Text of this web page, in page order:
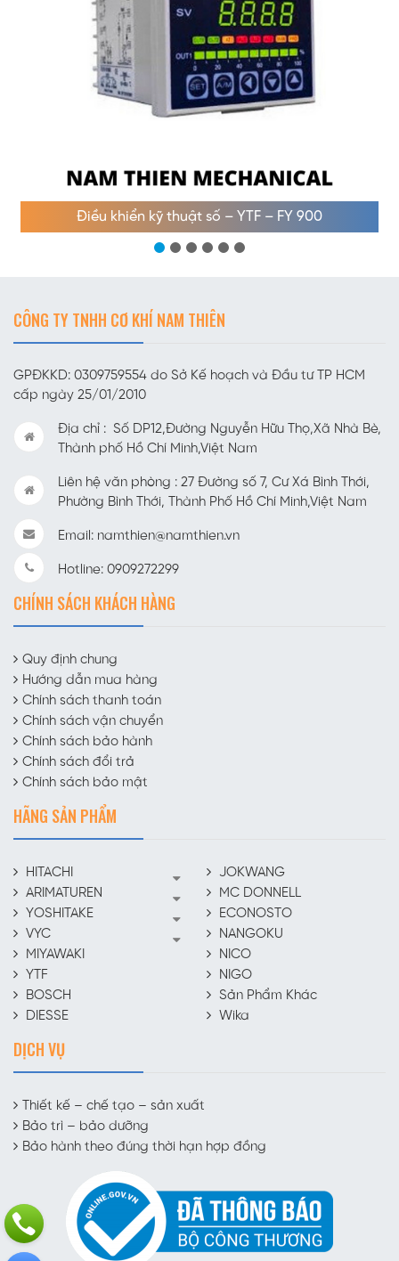
Điều khiển kỹ thuật số – YTF – FY 900
CÔNG TY TNHH CƠ KHÍ NAM THIÊN
GPĐKKD: 0309759554 do Sở Kế hoạch và Đầu tư TP HCM
cấp ngày 25/01/2010
Địa chỉ : Số DP12,Đường Nguyễn Hữu Thọ,Xã Nhà Bè,
Thành phố Hồ Chí Minh,Việt Nam
Liên hệ văn phòng : 27 Đường số 7, Cư Xá Bình Thới,
Phường Bình Thới, Thành Phố Hồ Chí Minh,Việt Nam
Email: namthien@namthien.vn
Hotline: 0909272299
CHÍNH SÁCH KHÁCH HÀNG
Quy định chung
Hướng dẫn mua hàng
Chính sách thanh toán
Chính sách vận chuyển
Chính sách bảo hành
Chính sách đổi trả
Chính sách bảo mật
HÃNG SẢN PHẨM
HITACHI
ARIMATUREN
YOSHITAKE
VYC
MIYAWAKI
YTF
BOSCH
DIESSE
JOKWANG
MC DONNELL
ECONOSTO
NANGOKU
NICO
NIGO
Sản Phẩm Khác
Wika
DỊCH VỤ
Thiết kế – chế tạo – sản xuất
Bảo trì – bảo dưỡng
Bảo hành theo đúng thời hạn hợp đồng